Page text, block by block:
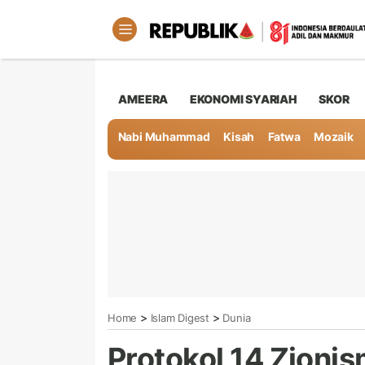
AMEERA EKONOMI SYARIAH SKOR
Nabi Muhammad Kisah Fatwa Mozaik
Home > Islam Digest > Dunia